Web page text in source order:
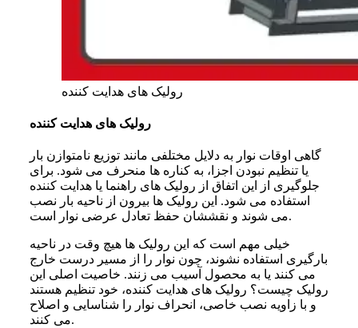
رولیک های هدایت کننده
رولیک های هدایت کننده
گاهی اوقات نوار به دلایل مختلفی مانند توزیع نامتوازن بار
یا تنظیم نبودن اجزا، به کناره ها منحرف می شود. برای
جلوگیری از این اتفاق از رولیک های راهنما یا هدایت کننده
استفاده می شود. این رولیک ها بیرون از ناحیه بار نصب
می شوند و نقششان حفظ تعادل عرضی نوار است.
خیلی مهم است که این رولیک ها هیچ وقت در ناحیه
بارگیری استفاده نشوند، چون نوار را از مسیر درست خارج
می کنند یا به محصول آسیب می زنند. خاصیت اصلی این
رولیک چیست؟ رولیک های هدایت کننده، خود تنظیم هستند
و با زاویه نصب خاصی، انحراف نوار را شناسایی و اصلاح
می کنند.